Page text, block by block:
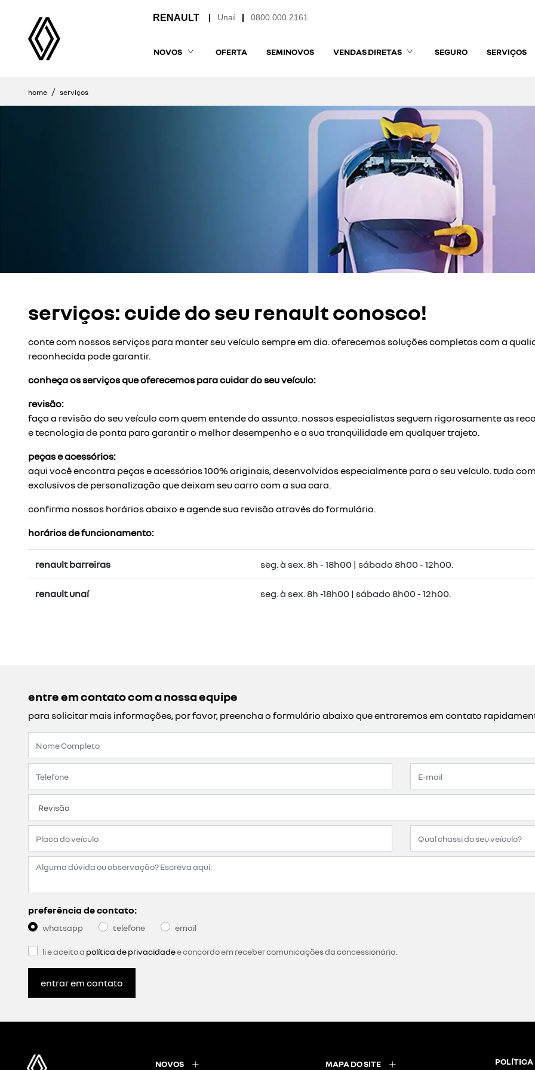
0800 000 2161
Unaí
NOVOS OFERTA SEMINOVOS VENDAS DIRETAS SEGURO SERVIÇOS
home serviços
serviços: cuide do seu renault conosco!
conte com nossos serviços para manter seu veículo sempre em dia. oferecemos soluções completas com a
reconhecida pode garantir.
conheça os serviços que oferecemos para cuidar do seu veículo:
revisão:
faça a revisão do seu veículo com quem entende do assunto. nossos especialistas seguem rigorosamente as
e tecnologia de ponta para garantir o melhor desempenho e a sua tranquilidade em qualquer trajeto.
peças e acessórios:
aqui você encontra peças e acessórios 100% originais, desenvolvidos especialmente para o seu veículo. tudo
exclusivos de personalização que deixam seu carro com a sua cara.
confirma nossos horários abaixo e agende sua revisão através do formulário.
horários de funcionamento:
renault barreiras seg. à sex. 8h - 18h00 | sábado 8h00 - 12h00.
renault unaí seg. à sex. 8h -18h00 | sábado 8h00 - 12h00.
entre em contato com a nossa equipe
para solicitar mais informações, por favor, preencha o formulário abaixo que entraremos em contato
preferência de contato:
whatsapp telefone email
li e aceito a política de privacidadee concordo em receber comunicações da concessionária.
entrar em contato
NOVOS MAPA DO SITE POLÍTICA